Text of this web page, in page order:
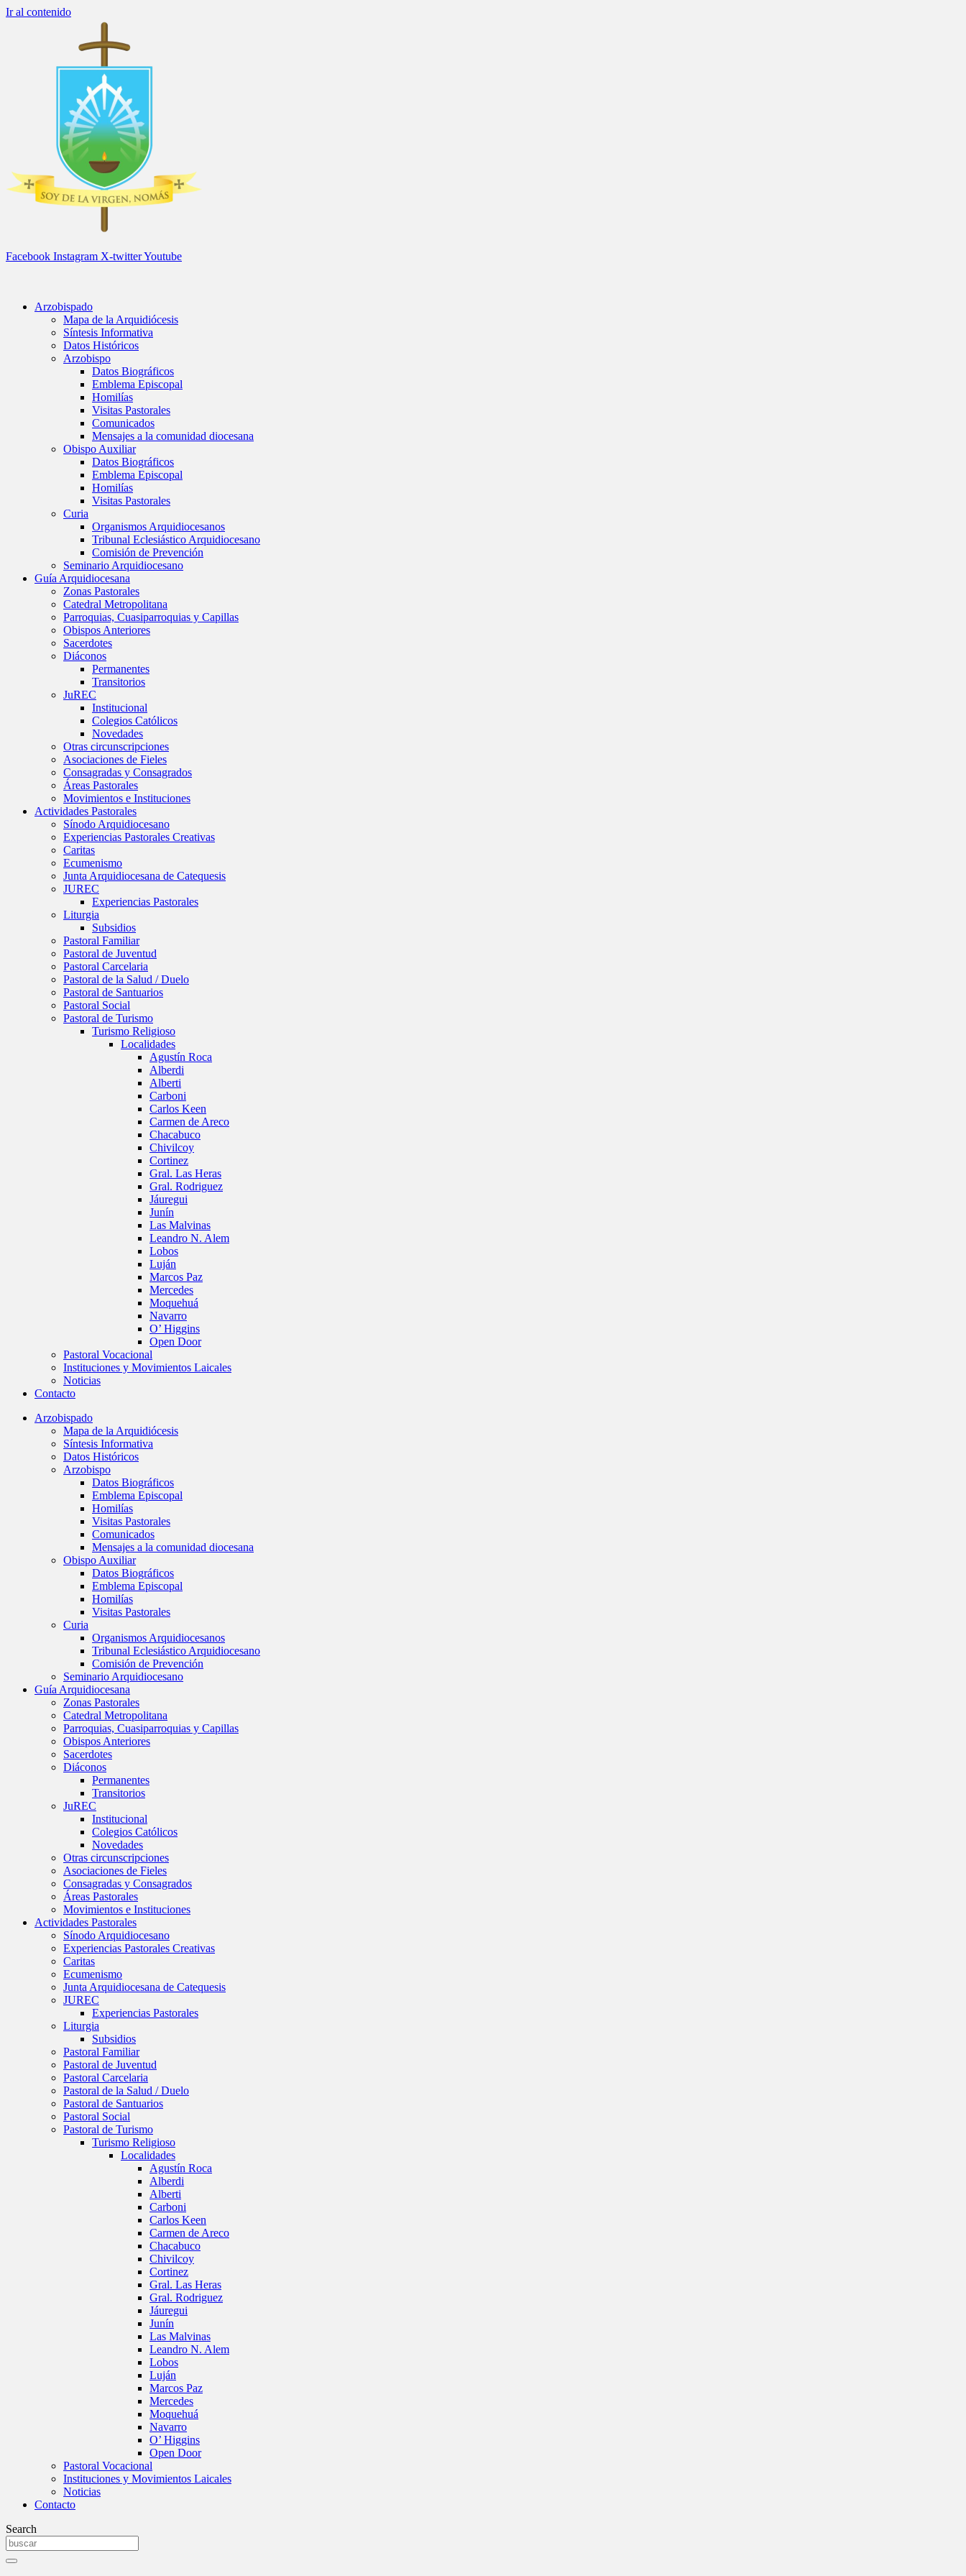
Ir al contenido
Facebook Instagram X-twitterYoutube
Arzobispado
Mapa de la Arquidiócesis
Síntesis Informativa
Datos Históricos
Arzobispo
Datos Biográficos
Emblema Episcopal
Homilías
Visitas Pastorales
Comunicados
Mensajes a la comunidad diocesana
Obispo Auxiliar
Datos Biográficos
Emblema Episcopal
Homilías
Visitas Pastorales
Curia
Organismos Arquidiocesanos
Tribunal Eclesiástico Arquidiocesano
Comisión de Prevención
Seminario Arquidiocesano
Guía Arquidiocesana
Zonas Pastorales
Catedral Metropolitana
Parroquias, Cuasiparroquias y Capillas
Obispos Anteriores
Sacerdotes
Diáconos
Permanentes
Transitorios
JuREC
Institucional
Colegios Católicos
Novedades
Otras circunscripciones
Asociaciones de Fieles
Consagradas y Consagrados
Áreas Pastorales
Movimientos e Instituciones
Actividades Pastorales
Sínodo Arquidiocesano
Experiencias Pastorales Creativas
Caritas
Ecumenismo
Junta Arquidiocesana de Catequesis
JUREC
Experiencias Pastorales
Liturgia
Subsidios
Pastoral Familiar
Pastoral de Juventud
Pastoral Carcelaria
Pastoral de la Salud / Duelo
Pastoral de Santuarios
Pastoral Social
Pastoral de Turismo
Turismo Religioso
Localidades
Agustín Roca
Alberdi
Alberti
Carboni
Carlos Keen
Carmen de Areco
Chacabuco
Chivilcoy
Cortinez
Gral. Las Heras
Gral. Rodriguez
Jáuregui
Junín
Las Malvinas
Leandro N. Alem
Lobos
Luján
Marcos Paz
Mercedes
Moquehuá
Navarro
O’ Higgins
Open Door
Pastoral Vocacional
Instituciones y Movimientos Laicales
Noticias
Contacto
Arzobispado
Mapa de la Arquidiócesis
Síntesis Informativa
Datos Históricos
Arzobispo
Datos Biográficos
Emblema Episcopal
Homilías
Visitas Pastorales
Comunicados
Mensajes a la comunidad diocesana
Obispo Auxiliar
Datos Biográficos
Emblema Episcopal
Homilías
Visitas Pastorales
Curia
Organismos Arquidiocesanos
Tribunal Eclesiástico Arquidiocesano
Comisión de Prevención
Seminario Arquidiocesano
Guía Arquidiocesana
Zonas Pastorales
Catedral Metropolitana
Parroquias, Cuasiparroquias y Capillas
Obispos Anteriores
Sacerdotes
Diáconos
Permanentes
Transitorios
JuREC
Institucional
Colegios Católicos
Novedades
Otras circunscripciones
Asociaciones de Fieles
Consagradas y Consagrados
Áreas Pastorales
Movimientos e Instituciones
Actividades Pastorales
Sínodo Arquidiocesano
Experiencias Pastorales Creativas
Caritas
Ecumenismo
Junta Arquidiocesana de Catequesis
JUREC
Experiencias Pastorales
Liturgia
Subsidios
Pastoral Familiar
Pastoral de Juventud
Pastoral Carcelaria
Pastoral de la Salud / Duelo
Pastoral de Santuarios
Pastoral Social
Pastoral de Turismo
Turismo Religioso
Localidades
Agustín Roca
Alberdi
Alberti
Carboni
Carlos Keen
Carmen de Areco
Chacabuco
Chivilcoy
Cortinez
Gral. Las Heras
Gral. Rodriguez
Jáuregui
Junín
Las Malvinas
Leandro N. Alem
Lobos
Luján
Marcos Paz
Mercedes
Moquehuá
Navarro
O’ Higgins
Open Door
Pastoral Vocacional
Instituciones y Movimientos Laicales
Noticias
Contacto
Search